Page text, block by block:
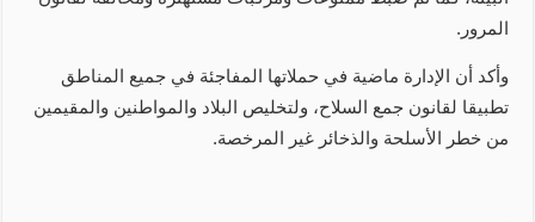
المرور.
وأكد أن الإدارة ماضية في حملاتها المفاجئة في جميع المناطق
تطبيقا لقانون جمع السلاح، ولتخليص البلاد والمواطنين والمقيمين
من خطر الأسلحة والذخائر غير المرخصة.